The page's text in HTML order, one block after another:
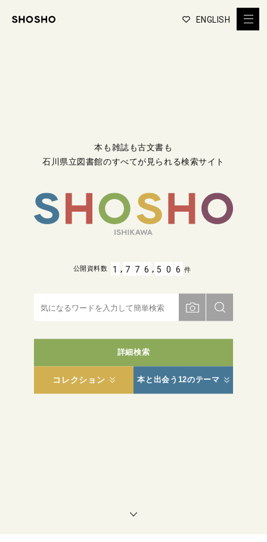
ENGLISH
本も雑誌も古文書も
石川県立図書館のすべてが見られる検索サイト
詳細検索
コレクション 本と出会う12のテーマ
公開資料数 1 , 7 7 6 , 5 0 6 件